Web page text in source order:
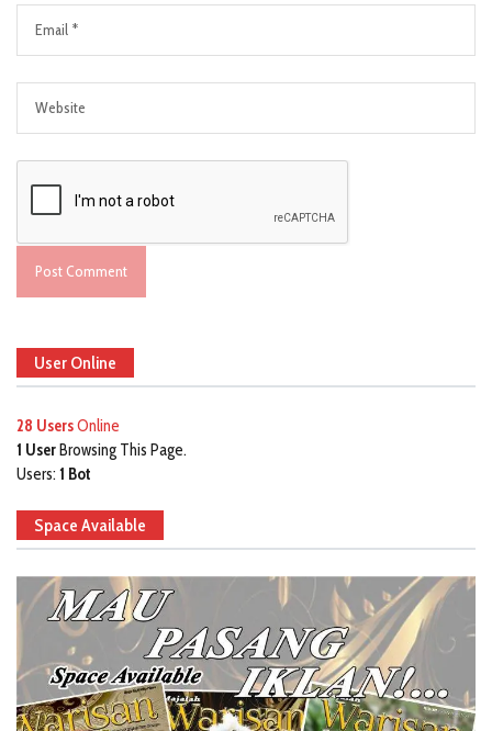
User Online
28 UsersOnline
1 UserBrowsing This Page.
Users: 1 Bot
Space Available